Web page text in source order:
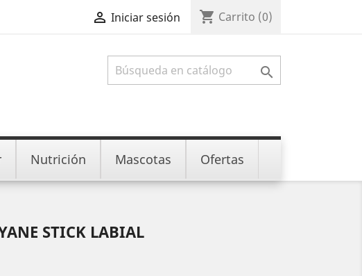
 Iniciar sesión shopping_cart Carrito (0)

Nutrición Mascotas Ofertas
STICK LABIAL